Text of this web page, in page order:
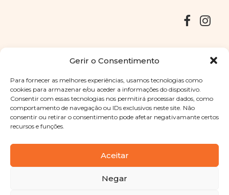
Gerir o Consentimento
Para fornecer as melhores experiências, usamos tecnologias como
cookies para armazenar e/ou aceder a informações do dispositivo.
Consentir com essas tecnologias nos permitirá processar dados, como
comportamento de navegação ou IDs exclusivos neste site. Não
consentir ou retirar o consentimento pode afetar negativamante certos
recursos e funções.
Aceitar
Negar
Copyright © 2025 Sabores Santa Clara
. Todos os direitos
reservadosPolítica de Privacidade |Termos e condições
Designed byShift Your Branding Agency